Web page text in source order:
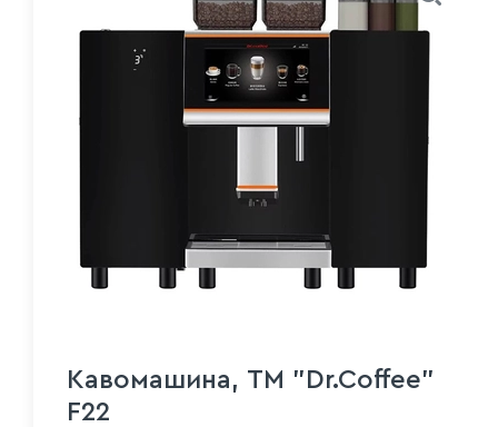
Кавомашина, ТМ "Dr.Coffee"
F22